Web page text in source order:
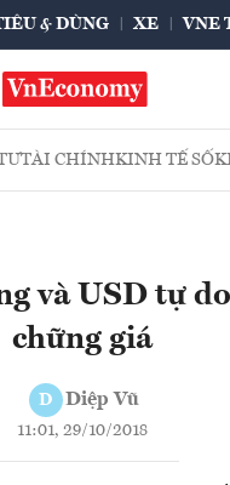
& DÙNG XE VNE
TÀI CHÍNHKINH TẾ SỐ
và USD tự
chững giá
D Diệp Vũ
11:01, 29/10/2018